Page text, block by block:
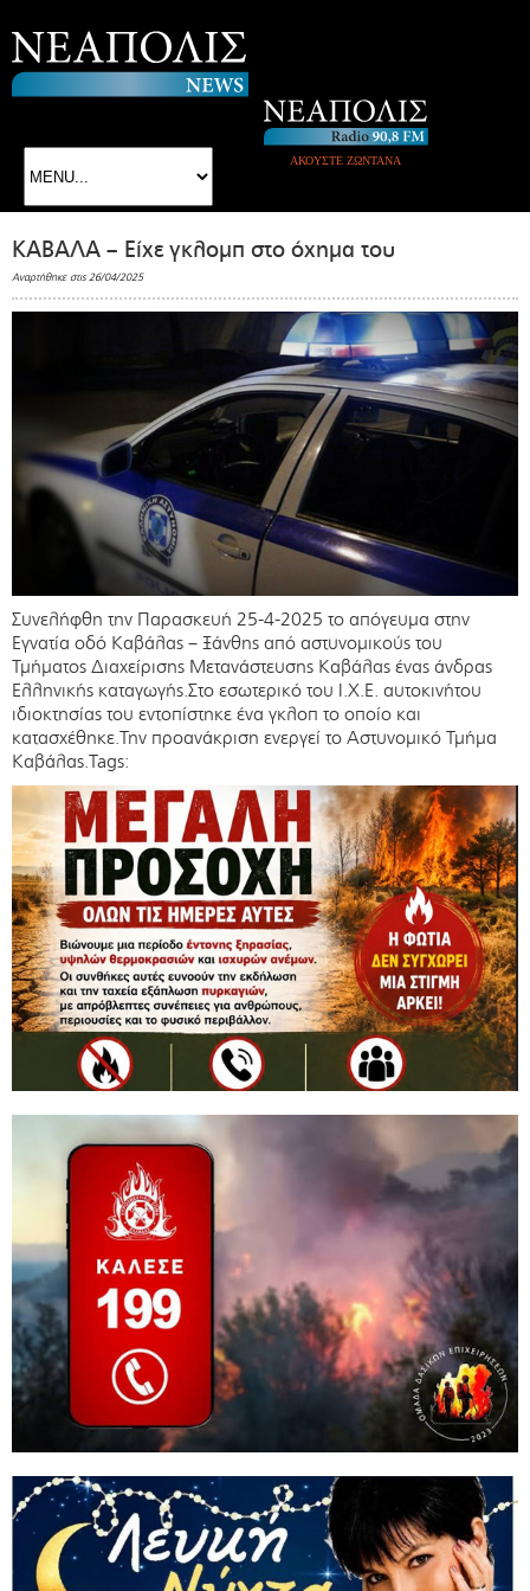
ΑΚΟΥΣΤΕ ΖΩΝΤΑΝΑ
ΚΑΒΑΛΑ – Είχε γκλομπ στο όχημα του
Αναρτήθηκε στις 26/04/2025
Συνελήφθη την Παρασκευή 25-4-2025 το απόγευμα στην
Εγνατία οδό Καβάλας – Ξάνθης από αστυνομικούς του
Τμήματος Διαχείρισης Μετανάστευσης Καβάλας ένας άνδρας
Ελληνικής καταγωγής.Στο εσωτερικό του Ι.Χ.Ε. αυτοκινήτου
ιδιοκτησίας του εντοπίστηκε ένα γκλοπ το οποίο και
κατασχέθηκε.Την προανάκριση ενεργεί το Αστυνομικό Τμήμα
Καβάλας.Tags: